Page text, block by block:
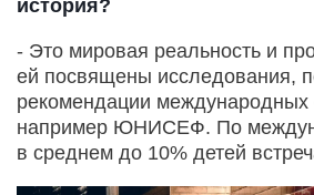
история?
- Это мировая реальность и
ей посвящены исследования,
рекомендации международных
например ЮНИСЕФ. По
в среднем до 10% детей